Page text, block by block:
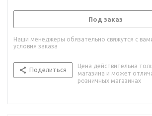
Под заказ
Наши менеджеры обязательно свяжутся с
условия заказа
Поделиться
Цена действительна
магазина и может
розничных магазинах